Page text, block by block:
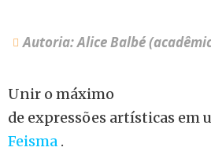
Autoria: Alice Balbé
Unir o máximo
de expressões artísticas em
Feisma .